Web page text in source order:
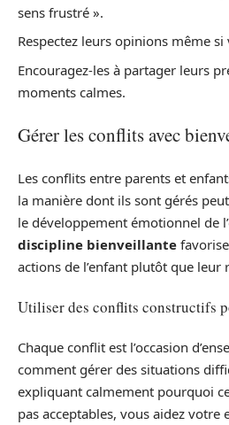
sens frustré ».
Respectez leurs opinions même si
Encouragez-les à partager leurs
moments calmes.
Gérer les conflits avec
Les conflits entre parents et
la manière dont ils sont gérés
le développement émotionnel de
discipline bienveillante
actions de l’enfant plutôt que leur
Utiliser des conflits constructifs
Chaque conflit est l’occasion
comment gérer des situations
expliquant calmement pourquoi
pas acceptables, vous aidez